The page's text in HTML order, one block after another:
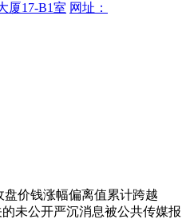
厦17-B1室 网址：
价钱涨幅偏离值累计跨越
未公开严沉消息被公共传媒报